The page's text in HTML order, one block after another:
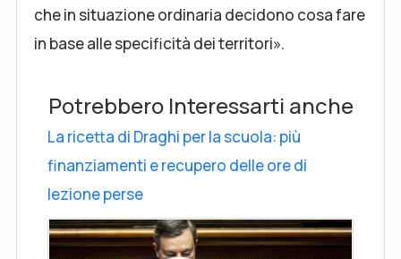
che in situazione ordinaria decidono cosa fare
in base alle specificità dei territori».
Potrebbero Interessarti anche
La ricetta di Draghi per la scuola: più
finanziamenti e recupero delle ore di
lezione perse